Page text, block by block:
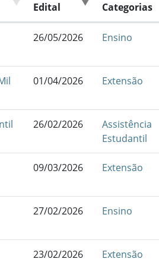
Edital
Categorias
26/05/2026 Ensino
01/04/2026 Extensão
26/02/2026
Assistência
Estudantil
09/03/2026 Extensão
27/02/2026 Ensino
23/02/2026 Extensão